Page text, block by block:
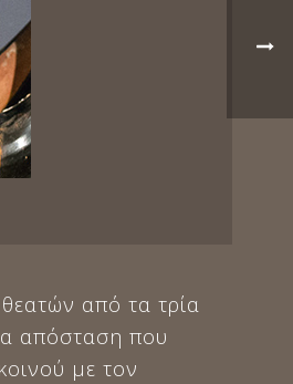
από τα τρία
απόσταση που
με τον